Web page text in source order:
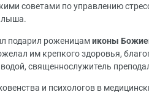
советами по управлению
подарил роженицамиконы
им крепкого здоровья,
священнослужитель
и психологов в